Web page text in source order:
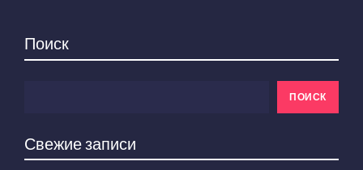
Поиск
ПОИСК
Свежие записи